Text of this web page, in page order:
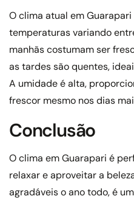
O clima atual em
temperaturas variando
manhãs costumam ser
as tardes são quentes,
A umidade é alta,
frescor mesmo nos dias
Conclusão
O clima em Guarapari é
relaxar e aproveitar a
agradáveis ​​o ano todo, é